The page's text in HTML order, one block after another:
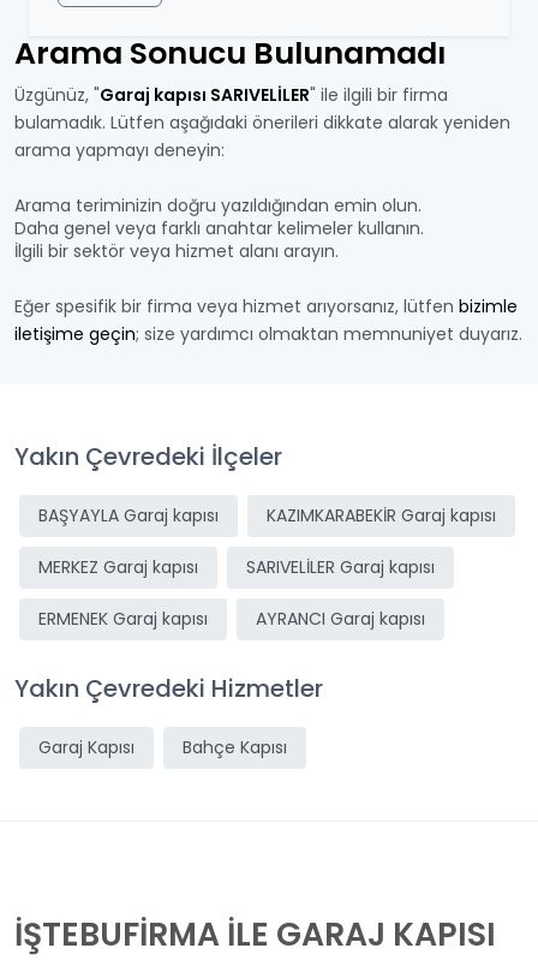
Arama Sonucu Bulunamadı
Üzgünüz, "Garaj kapısı SARIVELİLER" ile ilgili bir firma
bulamadık. Lütfen aşağıdaki önerileri dikkate alarak yeniden
arama yapmayı deneyin:
Arama teriminizin doğru yazıldığından emin olun.
Daha genel veya farklı anahtar kelimeler kullanın.
İlgili bir sektör veya hizmet alanı arayın.
Eğer spesifik bir firma veya hizmet arıyorsanız, lütfen bizimle
iletişime geçin; size yardımcı olmaktan memnuniyet duyarız.
Yakın Çevredeki İlçeler
BAŞYAYLA Garaj kapısı KAZIMKARABEKİR Garaj kapısı
MERKEZ Garaj kapısı SARIVELİLER Garaj kapısı
ERMENEK Garaj kapısı AYRANCI Garaj kapısı
Yakın Çevredeki Hizmetler
Garaj Kapısı Bahçe Kapısı
İŞTEBUFİRMA İLE GARAJ KAPISI